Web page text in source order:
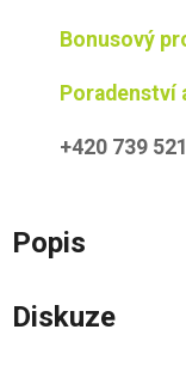
Bonusový
Poradenství
+420 739
Popis
Diskuze